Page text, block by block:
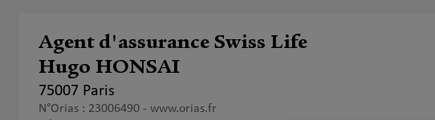
Agent d'assurance Swiss Life
Hugo HONSAI
75007 Paris
N°Orias : 23006490 - www.orias.fr